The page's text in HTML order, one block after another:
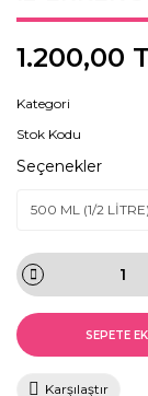
1.200,00
Kategori
Stok Kodu
Seçenekler
SEPETE
Karşılaştır